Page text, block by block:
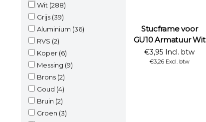
Wit (288)
Grijs (39)
Aluminium (36)
RVS (2)
Koper (6)
Messing (9)
Brons (2)
Goud (4)
Bruin (2)
Groen (3)
Stucframe voor
GU10 Armatuur Wit
€3,95 Incl. btw
€3,26 Excl. btw